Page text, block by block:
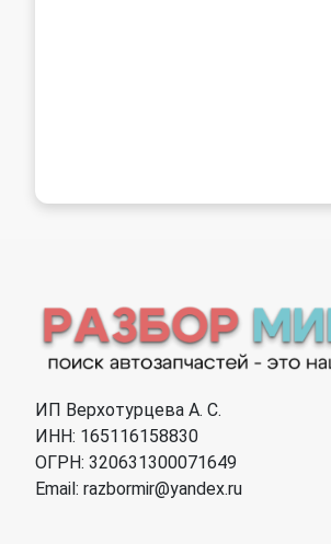
ИП Верхотурцева А. С.
ИНН: 165116158830
ОГРН: 320631300071649
Email: razbormir@yandex.ru